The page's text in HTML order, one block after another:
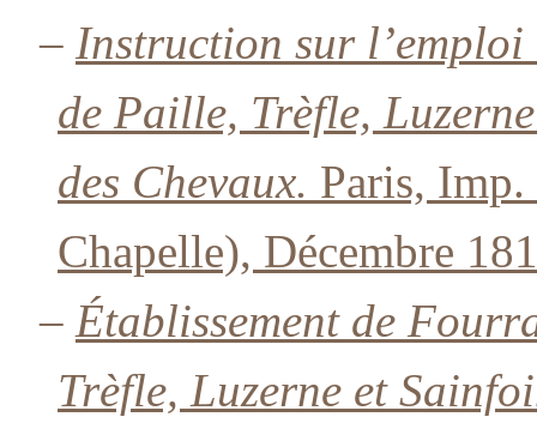
– Instruction sur
de Paille, Trèfle,
des Chevaux. Paris,
Chapelle), Décembre
– Établissement de
Trèfle, Luzerne et